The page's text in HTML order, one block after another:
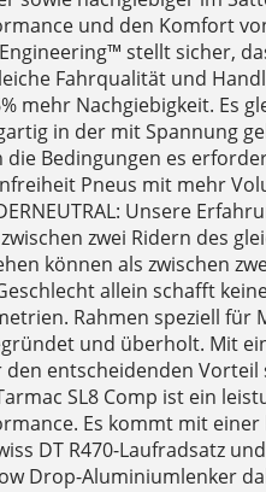
und den Komfort
stellt sicher,
Fahrqualität und
mehr Nachgiebigkeit. Es
in der mit Spannung
die Bedingungen es
Pneus mit mehr
Unsere
zwei Ridern des
können als zwischen
allein schafft
Rahmen speziell für
und überholt. Mit
den entscheidenden Vorteil
SL8 Comp ist ein
Es kommt mit einer
DT R470-Laufradsatz
Drop-Aluminiumlenker